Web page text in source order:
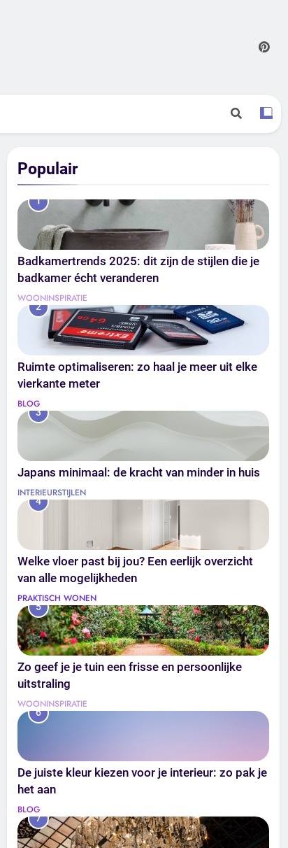
Populair
1
Badkamertrends 2025: dit zijn de stijlen die je
badkamer écht veranderen
WOONINSPIRATIE
2
Ruimte optimaliseren: zo haal je meer uit elke
vierkante meter
BLOG
3
Japans minimaal: de kracht van minder in huis
INTERIEURSTIJLEN
4
Welke vloer past bij jou? Een eerlijk overzicht
van alle mogelijkheden
PRAKTISCH WONEN
5
Zo geef je je tuin een frisse en persoonlijke
uitstraling
WOONINSPIRATIE
6
De juiste kleur kiezen voor je interieur: zo pak je
het aan
BLOG
7